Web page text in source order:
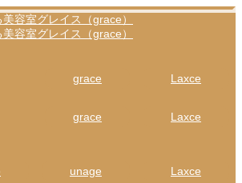
grace
Laxce
grace
Laxce
unage
Laxce